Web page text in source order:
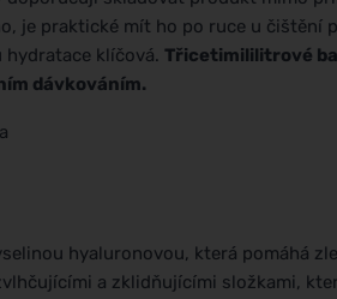
je praktické mít ho po ruce u čištění
klíčová. Třicetimililitrové
dávkováním.
hyaluronovou, která pomáhá
a zklidňujícími složkami,